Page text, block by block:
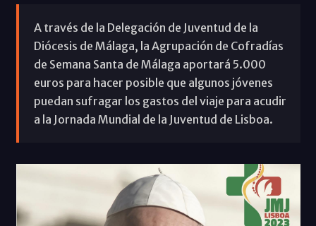
A través de la Delegación de Juventud de la
Diócesis de Málaga, la Agrupación de Cofradías
de Semana Santa de Málaga aportará 5.000
euros para hacer posible que algunos jóvenes
puedan sufragar los gastos del viaje para acudir
a la Jornada Mundial de la Juventud de Lisboa.